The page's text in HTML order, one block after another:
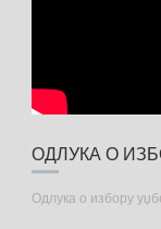
ОДЛУКА О
Одлука о избору